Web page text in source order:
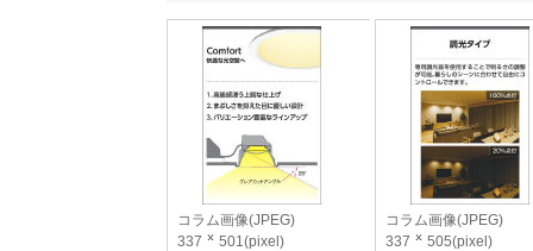
コラム画像(JPEG)
337
501(pixel)
コラム画像(JPEG)
337
505(pixel)